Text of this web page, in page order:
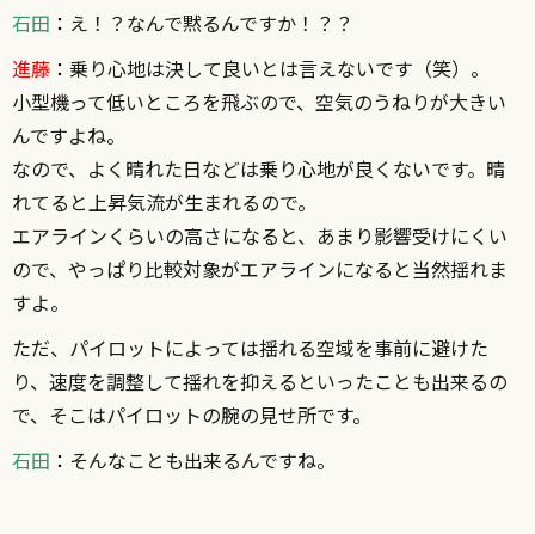
石田 ： え！？なんで黙るんですか！？？
進藤 ： 乗り心地は決して良いとは言えないです（笑）。
小型機って低いところを飛ぶので、空気のうねりが大きい
んですよね。
なので、よく晴れた日などは乗り心地が良くないです。晴
れてると上昇気流が生まれるので。
エアラインくらいの高さになると、あまり影響受けにくい
ので、やっぱり比較対象がエアラインになると当然揺れま
すよ。
ただ、パイロットによっては揺れる空域を事前に避けた
り、速度を調整して揺れを抑えるといったことも出来るの
で、そこはパイロットの腕の見せ所です。
石田 ： そんなことも出来るんですね。